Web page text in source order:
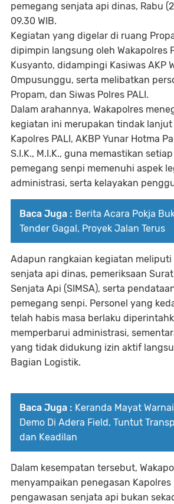
pemegang senjata api dinas, Rabu
09.30 WIB.
Kegiatan yang digelar di ruang
dipimpin langsung oleh Wakapolres
Kusyanto, didampingi Kasiwas AKP
Ompusunggu, serta melibatkan
Propam, dan Siwas Polres PALI.
Dalam arahannya, Wakapolres
kegiatan ini merupakan tindak
Kapolres PALI, AKBP Yunar Hotma
S.I.K., M.I.K., guna memastikan
pemegang senpi memenuhi aspek
administrasi, serta kelayakan
Baca Juga : Berita Acara Pokja
Tender Gagal, Proyek Jalan Terus
Adapun rangkaian kegiatan
senjata api dinas, pemeriksaan
Senjata Api (SIMSA), serta
pemegang senpi. Personel yang
telah habis masa berlaku
memperbarui administrasi,
yang tidak didukung izin aktif
Bagian Logistik.
Baca Juga : Keranda Mayat
Demo Di Adera Field, Tuntut
dan Keadilan
Dalam kesempatan tersebut,
menyampaikan penegasan Kapolres
pengawasan senjata api bukan